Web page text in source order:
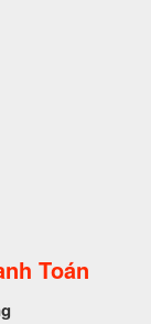
Toán